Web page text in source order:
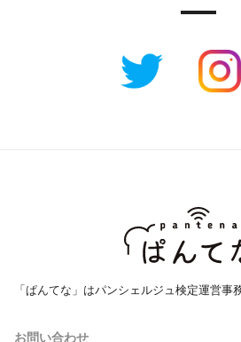
「ぱんてな」はパンシェルジュ検定運営事
お問い合わせ